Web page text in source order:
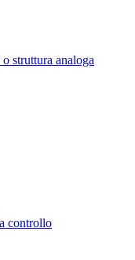
struttura analoga
controllo